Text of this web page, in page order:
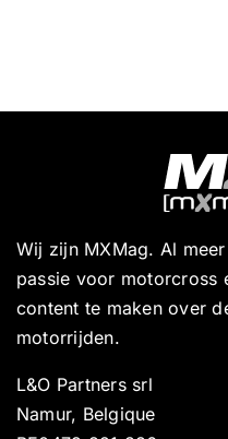
Wij zijn MXMag. Al
passie voor motorcross
content te maken over
motorrijden.
L&O Partners srl
Namur, Belgique